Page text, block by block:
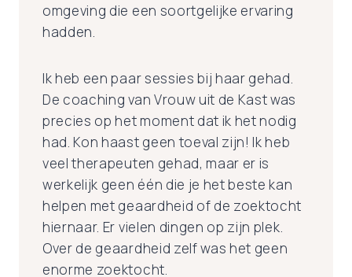
omgeving die een soortgelijke ervaring
hadden.
Ik heb een paar sessies bij haar gehad.
De coaching van Vrouw uit de Kast was
precies op het moment dat ik het nodig
had. Kon haast geen toeval zijn! Ik heb
veel therapeuten gehad, maar er is
werkelijk geen één die je het beste kan
helpen met geaardheid of de zoektocht
hiernaar. Er vielen dingen op zijn plek.
Over de geaardheid zelf was het geen
enorme zoektocht.